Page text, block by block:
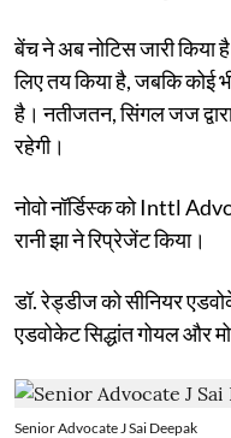
बेंच ने अब नोटिस जारी
लिए तय किया है, जबकि कोई
है। नतीजतन, सिंगल जज द्वारा
रहेगी।
नोवो नॉर्डिस्क को Inttl
रानी झा ने रिप्रेजेंट किया।
डॉ. रेड्डीज को सीनियर
एडवोकेट सिद्धांत गोयल और
Senior Advocate J Sai Deepak